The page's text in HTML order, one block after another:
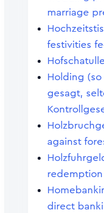
marriage
festivities
Holding
gesagt,
against
direct